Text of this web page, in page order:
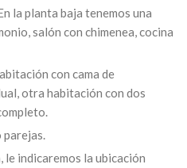
la planta baja tenemos una
salón con chimenea, cocina
con cama de
otra habitación con dos
parejas.
le indicaremos la ubicación